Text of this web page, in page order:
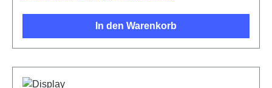
In den Warenkorb